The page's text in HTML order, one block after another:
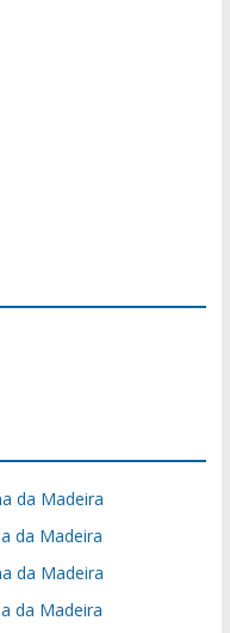
da Madeira
da Madeira
da Madeira
da Madeira